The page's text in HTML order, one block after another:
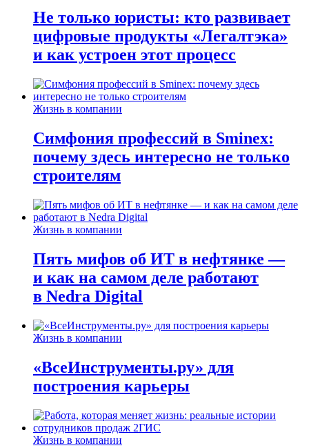
Не только юристы: кто развивает
цифровые продукты «Легалтэка»
и как устроен этот процесс
Жизнь в компании
Симфония профессий в Sminex:
почему здесь интересно не только
строителям
Жизнь в компании
Пять мифов об ИТ в нефтянке —
и как на самом деле работают
в Nedra Digital
Жизнь в компании
«ВсеИнструменты.ру» для
построения карьеры
Жизнь в компании